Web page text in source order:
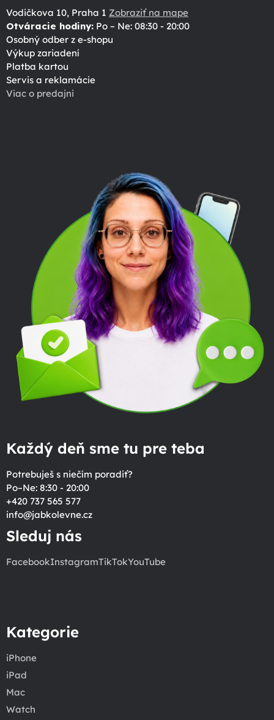
Vodičkova 10, Praha 1 Zobraziť na mape
Otváracie hodiny: Po – Ne: 08:30 - 20:00
Osobný odber z e-shopu
Výkup zariadení
Platba kartou
Servis a reklamácie
Viac o predajni
Každý deň sme tu pre teba
Potrebuješ s niečím poradiť?
Po–Ne: 8:30 - 20:00
+420 737 565 577
info@jabkolevne.cz
Sleduj nás
FacebookInstagramTikTokYouTube
Kategorie
iPhone
iPad
Mac
Watch